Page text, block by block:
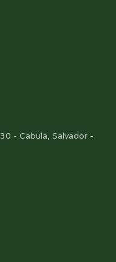
- Cabula, Salvador -